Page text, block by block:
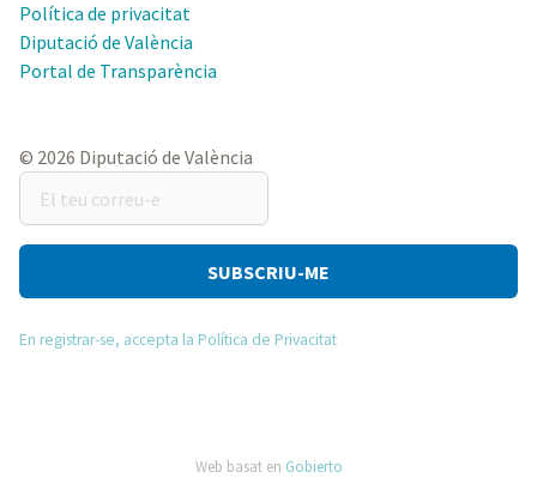
Política de privacitat
Diputació de València
Portal de Transparència
© 2026 Diputació de València
teu
correu-
En registrar-se, accepta la Política de Privacitat
Web basat en Gobierto